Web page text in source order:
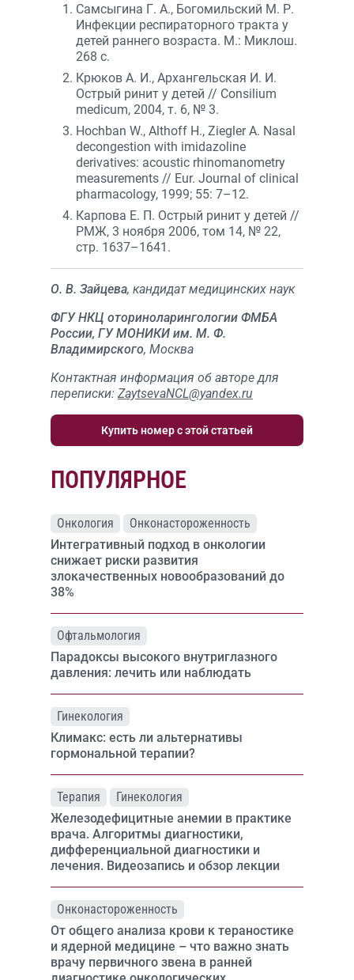
Самсыгина Г. А., Богомильский М. Р.
Инфекции респираторного тракта у
детей раннего возраста. М.: Миклош.
268 с.
Крюков А. И., Архангельская И. И.
Острый ринит у детей // Consilium
medicum, 2004, т. 6, № 3.
Hochban W., Althoff H., Ziegler A. Nasal
decongestion with imidazoline
derivatives: acoustic rhinomanometry
measurements // Eur. Journal of clinical
pharmacology, 1999; 55: 7–12.
Карпова Е. П. Острый ринит у детей //
РМЖ, 3 ноября 2006, том 14, № 22,
стр. 1637–1641.
О. В. Зайцева, кандидат медицинских наук
ФГУ НКЦ оториноларингологии ФМБА
России, ГУ МОНИКИ им. М. Ф.
Владимирского, Москва
Контактная информация об авторе для
переписки: ZaytsevaNCL@yandex.ru
Купить номер с этой статьей
ПОПУЛЯРНОЕ
Онкология
Онконастороженность
Интегративный подход в онкологии
снижает риски развития
злокачественных новообразований до
38%
Офтальмология
Парадоксы высокого внутриглазного
давления: лечить или наблюдать
Гинекология
Климакс: есть ли альтернативы
гормональной терапии?
Терапия
Гинекология
Железодефицитные анемии в практике
врача. Алгоритмы диагностики,
дифференциальной диагностики и
лечения. Видеозапись и обзор лекции
Онконастороженность
От общего анализа крови к тераностике
и ядерной медицине – что важно знать
врачу первичного звена в ранней